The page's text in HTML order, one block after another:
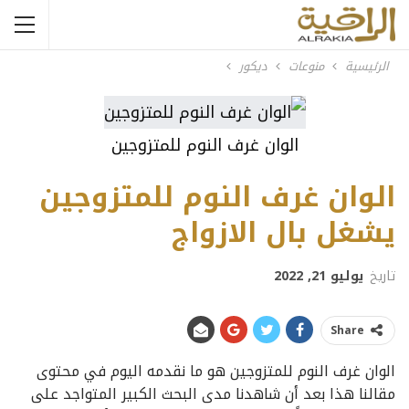
الرئيسية منوعات ديكور
الوان غرف النوم للمتزوجين
الوان غرف النوم للمتزوجين
يشغل بال الازواج
تاريخ يوليو 21, 2022
Share
الوان غرف النوم للمتزوجين هو ما نقدمه اليوم في محتوى
مقالنا هذا بعد أن شاهدنا مدى البحث الكبير المتواجد على